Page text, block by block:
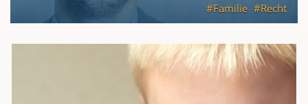
Familie
Recht